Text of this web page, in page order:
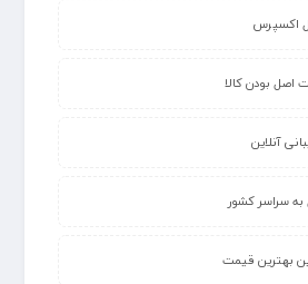
اکسپرس
اصل بودن کالا
آنلاین
به سراسر کشور
بهترین قیمت